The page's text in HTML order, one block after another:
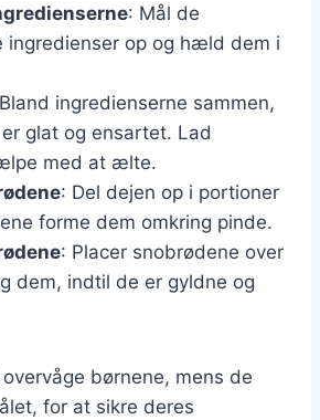
: Mål de
ingredienser op og hæld dem i
ingredienserne sammen,
glat og ensartet. Lad
med at ælte.
: Del dejen op i portioner
forme dem omkring pinde.
: Placer snobrødene over
dem, indtil de er gyldne og
børnene, mens de
for at sikre deres